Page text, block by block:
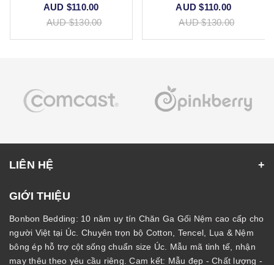
AUD $110.00
AUD $130.00
AUD $110.00
AUD $130.00
LIÊN HỆ
GIỚI THIỆU
Bonbon Bedding: 10 năm uy tín Chăn Ga Gối Nệm cao cấp cho
người Việt tại Úc. Chuyên trọn bộ Cotton, Tencel, Lụa & Nệm
bông ép hỗ trợ cột sống chuẩn size Úc. Mẫu mã tinh tế, nhận
may thêu theo yêu cầu riêng. Cam kết: Mẫu đẹp - Chất lượng -